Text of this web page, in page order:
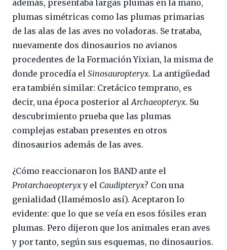
además, presentaba largas plumas en la mano,
plumas simétricas como las plumas primarias
de las alas de las aves no voladoras. Se trataba,
nuevamente dos dinosaurios no avianos
procedentes de la Formación Yixian, la misma de
donde procedía el Sinosauropteryx. La antigüedad
era también similar: Cretácico temprano, es
decir, una época posterior alArchaeopteryx. Su
descubrimiento prueba que las plumas
complejas estaban presentes en otros
dinosaurios además de las aves.
¿Cómo reaccionaron los BAND ante el
Protarchaeopteryxy el Caudipteryx? Con una
genialidad (llamémoslo así). Aceptaron lo
evidente: que lo que se veía en esos fósiles eran
plumas. Pero dijeron que los animales eran aves
y por tanto, según sus esquemas, no dinosaurios.